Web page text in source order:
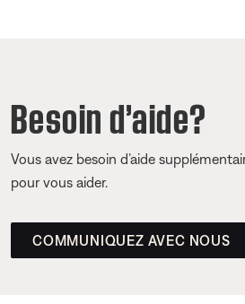
Besoin d’aide?
Vous avez besoin d’aide
pour vous aider.
COMMUNIQUEZ AVEC NOUS